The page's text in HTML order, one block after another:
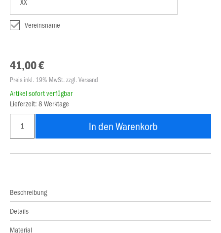
Vereinsname
41,00 €
Preis inkl. 19% MwSt. zzgl. Versand
Artikel sofort verfügbar
Lieferzeit: 8 Werktage
In den Warenkorb
Beschreibung
Details
Material